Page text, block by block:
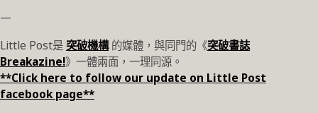
—
Little Post是突破機構的媒體，與同門的《突破書誌
Breakazine!》一體兩面，一理同源。
**Click here to follow our update on Little Post
facebook page**